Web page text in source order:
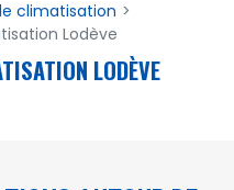
climatisation
Lodève
LODÈVE